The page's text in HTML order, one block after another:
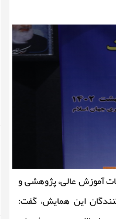
آموزش عالی، پژوهشی و
این همایش، گفت: